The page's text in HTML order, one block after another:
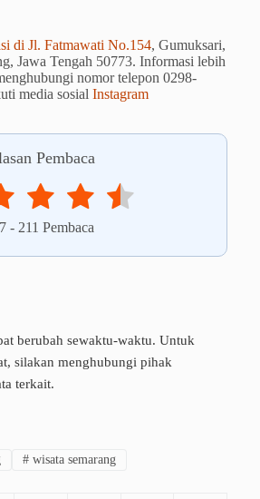
di Jl. Fatmawati No.154, Gumuksari,
Jawa Tengah 50773. Informasi lebih
nomor telepon 0298-
media sosial Instagram
Pembaca
- 211 Pembaca
berubah sewaktu-waktu. Untuk
silakan menghubungi pihak
terkait.
#wisata semarang